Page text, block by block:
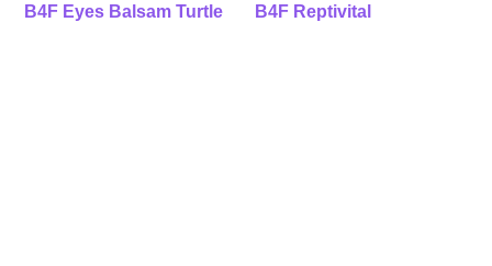
B4F Eyes Balsam Turtle B4F Reptivital